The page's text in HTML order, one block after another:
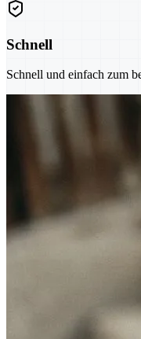
Schnell
Schnell und einfach zum